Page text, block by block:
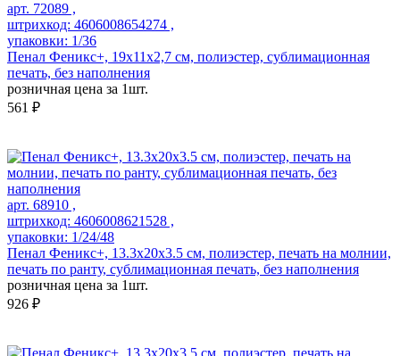
арт. 72089 ,
штрихкод: 4606008654274 ,
упаковки: 1/36
Пенал Феникс+, 19х11х2,7 см, полиэстер, сублимационная
печать, без наполнения
розничная цена за 1шт.
561 ₽
арт. 68910 ,
штрихкод: 4606008621528 ,
упаковки: 1/24/48
Пенал Феникс+, 13.3x20x3.5 см, полиэстер, печать на молнии,
печать по ранту, сублимационная печать, без наполнения
розничная цена за 1шт.
926 ₽